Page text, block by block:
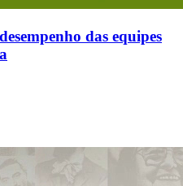
das equipes